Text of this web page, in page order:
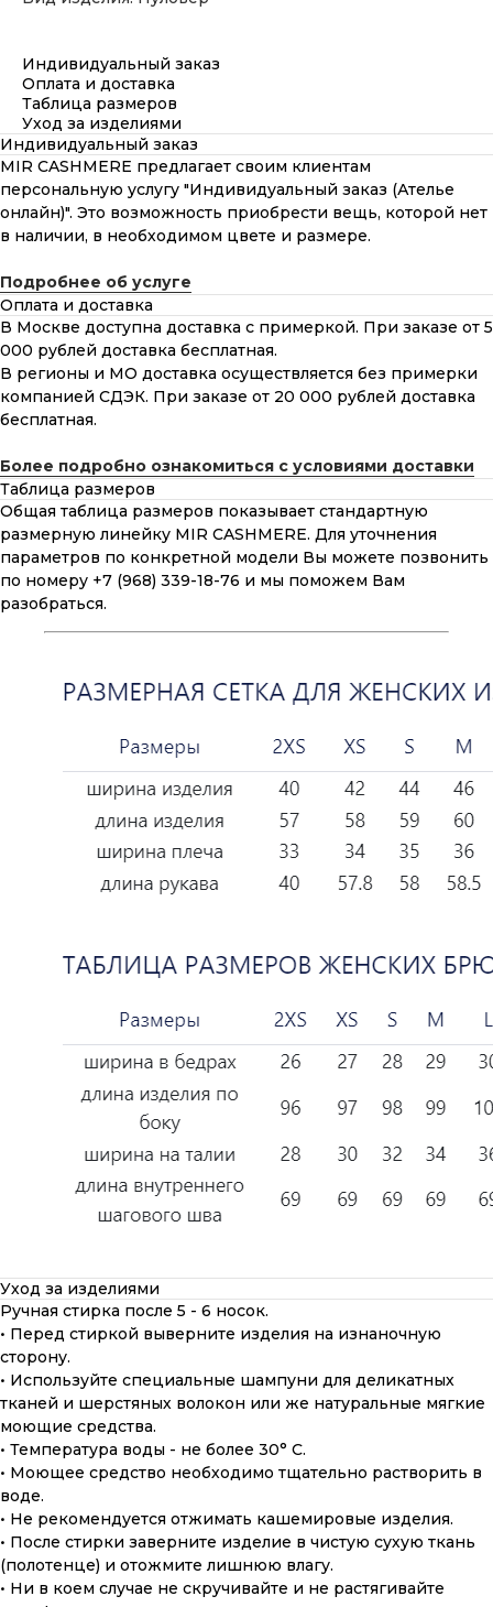
Индивидуальный заказ
Оплата и доставка
Таблица размеров
Уход за изделиями
Индивидуальный заказ
MIR CASHMERE предлагает своим клиентам
персональную услугу "Индивидуальный заказ (Ателье
онлайн)". Это возможность приобрести вещь, которой нет
в наличии, в необходимом цвете и размере.
Подробнее об услуге
Оплата и доставка
В Москве доступна доставка с примеркой. При заказе от 5
000 рублей доставка бесплатная.
В регионы и МО доставка осуществляется без примерки
компанией СДЭК. При заказе от 20 000 рублей доставка
бесплатная.
Более подробно ознакомиться с условиями доставки
Таблица размеров
Общая таблица размеров показывает стандартную
размерную линейку MIR CASHMERE. Для уточнения
параметров по конкретной модели Вы можете позвонить
по номеру +7 (968) 339-18-76 и мы поможем Вам
разобраться.
Уход за изделиями
Ручная стирка после 5 - 6 носок.
• Перед стиркой выверните изделия на изнаночную
сторону.
• Используйте специальные шампуни для деликатных
тканей и шерстяных волокон или же натуральные мягкие
моющие средства.
• Температура воды - не более 30° С.
• Моющее средство необходимо тщательно растворить в
воде.
• Не рекомендуется отжимать кашемировые изделия.
• После стирки заверните изделие в чистую сухую ткань
(полотенце) и отожмите лишнюю влагу.
• Ни в коем случае не скручивайте и не растягивайте